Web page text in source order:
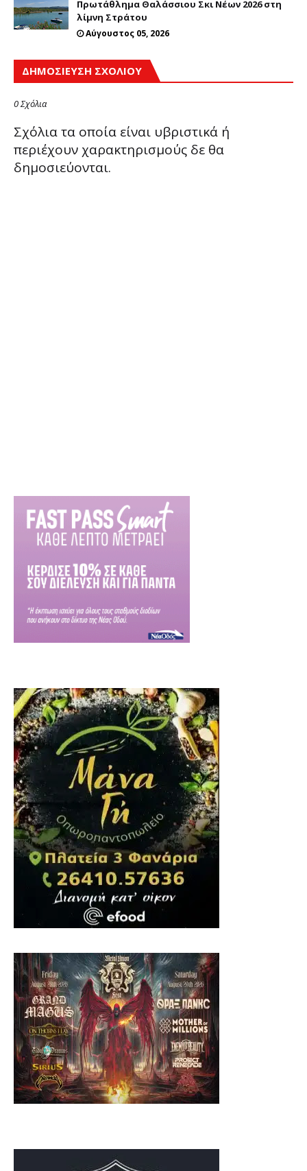
Πρωτάθλημα Θαλάσσιου Σκι Νέων 2026 στη
λίμνη Στράτου
Αύγουστος 05, 2026
ΔΗΜΟΣΊΕΥΣΗ ΣΧΟΛΊΟΥ
0 Σχόλια
Σχόλια τα οποία είναι υβριστικά ή
περιέχουν χαρακτηρισμούς δε θα
δημοσιεύονται.